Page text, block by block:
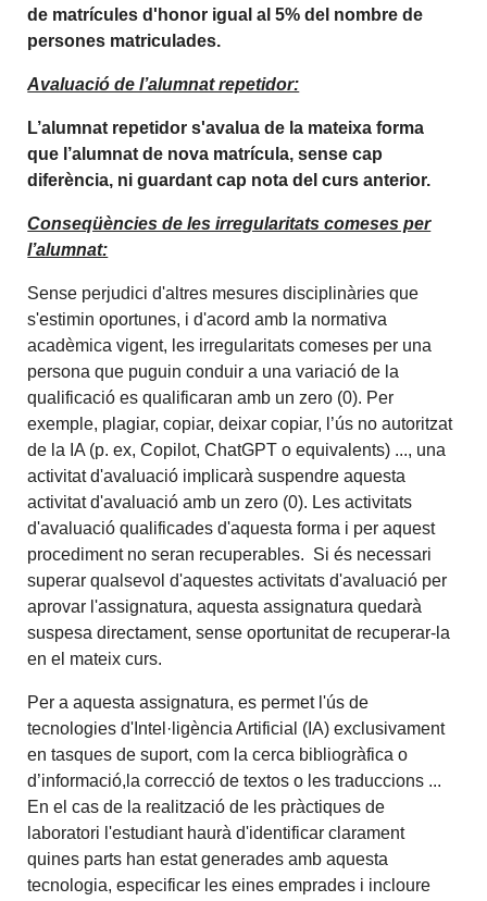
de matrícules d'honor igual al 5% del nombre de
persones matriculades.
Avaluació de l’alumnat repetidor:
L’alumnat repetidor s'avalua de la mateixa forma
que l’alumnat de nova matrícula, sense cap
diferència, ni guardant cap nota del curs anterior.
Conseqüències de les irregularitats comeses per
l’alumnat:
Sense perjudici d'altres mesures disciplinàries que
s'estimin oportunes, i d'acord amb la normativa
acadèmica vigent, les irregularitats comeses per una
persona que puguin conduir a una variació de la
qualificació es qualificaran amb un zero (0). Per
exemple, plagiar, copiar, deixar copiar, l’ús no autoritzat
de la IA (p. ex, Copilot, ChatGPT o equivalents) ..., una
activitat d'avaluació implicarà suspendre aquesta
activitat d'avaluació amb un zero (0). Les activitats
d'avaluació qualificades d'aquesta forma i per aquest
procediment no seran recuperables. Si és necessari
superar qualsevol d'aquestes activitats d'avaluació per
aprovar l'assignatura, aquesta assignatura quedarà
suspesa directament, sense oportunitat de recuperar-la
en el mateix curs.
Per a aquesta assignatura, es permet l'ús de
tecnologies d'Intel·ligència Artificial (IA) exclusivament
en tasques de suport, com la cerca bibliogràfica o
d’informació,la correcció de textos o les traduccions ...
En el cas de la realització de les pràctiques de
laboratori l'estudiant haurà d'identificar clarament
quines parts han estat generades amb aquesta
tecnologia, especificar les eines emprades i incloure